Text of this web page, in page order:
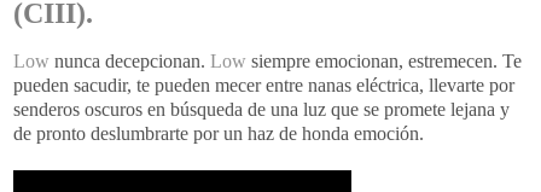
(CIII).
Low nunca decepcionan. Low siempre emocionan, estremecen. Te
pueden sacudir, te pueden mecer entre nanas eléctrica, llevarte por
senderos oscuros en búsqueda de una luz que se promete lejana y
de pronto deslumbrarte por un haz de honda emoción.